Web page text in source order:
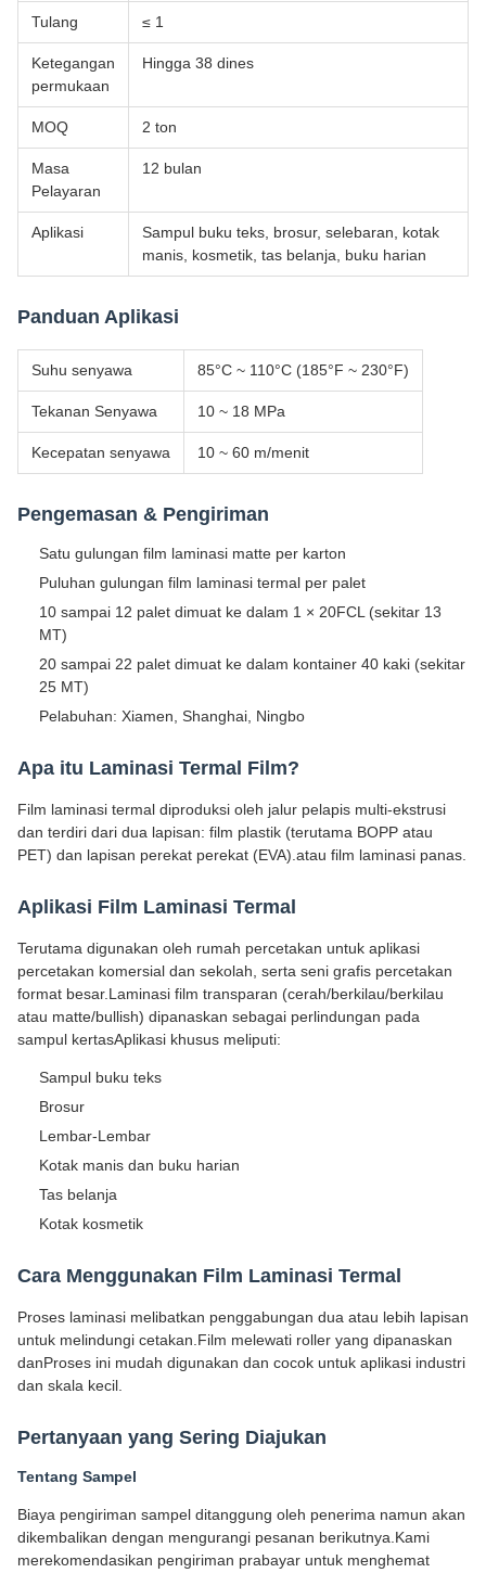
Tulang ≤ 1
Ketegangan
permukaan
Hingga 38 dines
MOQ 2 ton
Masa
Pelayaran
12 bulan
Aplikasi
Sampul buku teks, brosur, selebaran, kotak
manis, kosmetik, tas belanja, buku harian
Panduan Aplikasi
Suhu senyawa 85°C ~ 110°C (185°F ~ 230°F)
Tekanan Senyawa 10 ~ 18 MPa
Kecepatan senyawa 10 ~ 60 m/menit
Pengemasan & Pengiriman
Satu gulungan film laminasi matte per karton
Puluhan gulungan film laminasi termal per palet
10 sampai 12 palet dimuat ke dalam 1 × 20FCL (sekitar 13
MT)
20 sampai 22 palet dimuat ke dalam kontainer 40 kaki (sekitar
25 MT)
Pelabuhan: Xiamen, Shanghai, Ningbo
Apa itu Laminasi Termal Film?
Film laminasi termal diproduksi oleh jalur pelapis multi-ekstrusi
dan terdiri dari dua lapisan: film plastik (terutama BOPP atau
PET) dan lapisan perekat perekat (EVA).atau film laminasi panas.
Aplikasi Film Laminasi Termal
Terutama digunakan oleh rumah percetakan untuk aplikasi
percetakan komersial dan sekolah, serta seni grafis percetakan
format besar.Laminasi film transparan (cerah/berkilau/berkilau
atau matte/bullish) dipanaskan sebagai perlindungan pada
sampul kertasAplikasi khusus meliputi:
Sampul buku teks
Brosur
Lembar-Lembar
Kotak manis dan buku harian
Tas belanja
Kotak kosmetik
Cara Menggunakan Film Laminasi Termal
Proses laminasi melibatkan penggabungan dua atau lebih lapisan
untuk melindungi cetakan.Film melewati roller yang dipanaskan
danProses ini mudah digunakan dan cocok untuk aplikasi industri
dan skala kecil.
Pertanyaan yang Sering Diajukan
Tentang Sampel
Biaya pengiriman sampel ditanggung oleh penerima namun akan
dikembalikan dengan mengurangi pesanan berikutnya.Kami
merekomendasikan pengiriman prabayar untuk menghemat